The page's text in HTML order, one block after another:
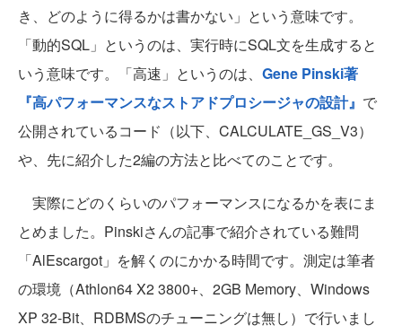
き、どのように得るかは書かない」という意味です。
「動的SQL」というのは、実行時にSQL文を生成すると
いう意味です。「高速」というのは、 Gene Pinski著
『高パフォーマンスなストアドプロシージャの設計』 で
公開されているコード（以下、CALCULATE_GS_V3）
や、先に紹介した2編の方法と比べてのことです。
実際にどのくらいのパフォーマンスになるかを表にま
とめました。Pinskiさんの記事で紹介されている難問
「AlEscargot」を解くのにかかる時間です。測定は筆者
の環境（Athlon64 X2 3800+、2GB Memory、Windows
XP 32-Bit、RDBMSのチューニングは無し）で行いまし